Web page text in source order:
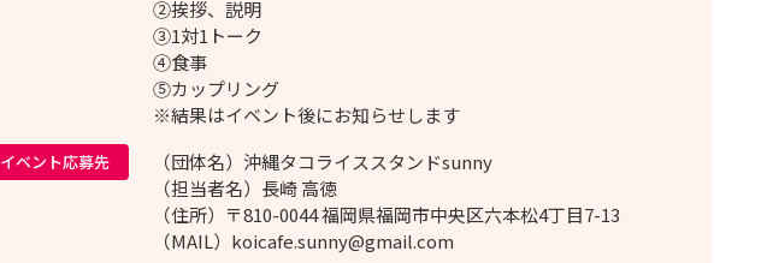
②挨拶、説明
③1対1トーク
④食事
⑤カップリング
※結果はイベント後にお知らせします
イベント応募先
（団体名）沖縄タコライススタンドsunny
（担当者名）長崎 高徳
（住所）〒810-0044 福岡県福岡市中央区六本松4丁目7-13
（MAIL）koicafe.sunny@gmail.com